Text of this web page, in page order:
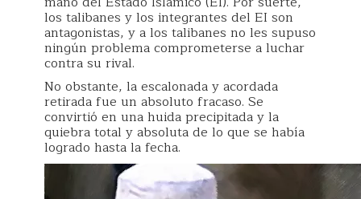
los talibanes y los integrantes del EI son
antagonistas, y a los talibanes no les supuso
ningún problema comprometerse a luchar
contra su rival.
No obstante, la escalonada y acordada
retirada fue un absoluto fracaso. Se
convirtió en una huida precipitada y la
quiebra total y absoluta de lo que se había
logrado hasta la fecha.